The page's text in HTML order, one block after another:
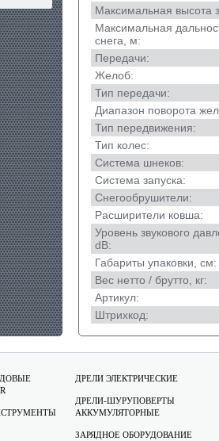
Максимальная высота
Максимальная
снега, м:
Передачи:
Желоб:
Тип передачи:
Диапазон поворота
Тип передвижения:
Тип колес:
Система шнеков:
Система запуска:
Снегообрушители:
Расширители ковша:
Уровень звукового
dB:
Габариты упаковки, см:
Вес нетто / брутто, кг:
Артикул:
Штрихкод:
ДРЕЛИ ЭЛЕКТРИЧЕСКИЕ
ДРЕЛИ-ШУРУПОВЕРТЫ
АККУМУЛЯТОРНЫЕ
ЗАРЯДНОЕ ОБОРУДОВАНИЕ